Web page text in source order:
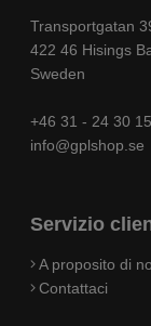
Transportgatan
422 46 Hisings
Sweden
+46 31 - 24 30 15
info@gplshop.se
Servizio
A proposito di
Contattaci